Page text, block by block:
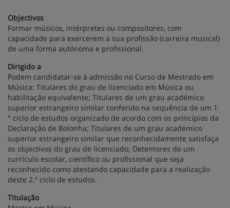
Objectivos
Formar músicos, intérpretes ou compositores, com
capacidade para exercerem a sua profissão (carreira musical)
de uma forma autónoma e profissional.
Dirigido a
Podem candidatar-se à admissão no Curso de Mestrado em
Música: Titulares do grau de licenciado em Música ou
habilitação equivalente; Titulares de um grau académico
superior estrangeiro similar conferido na sequência de um 1.
° ciclo de estudos organizado de acordo com os princípios da
Declaração de Bolonha; Titulares de um grau académico
superior estrangeiro similar que reconhecidamente satisfaça
os objectivos do grau de licenciado; Detentores de um
currículo escolar, científico ou profissional que seja
reconhecido como atestando capacidade para a realização
deste 2.º ciclo de estudos.
Titulação